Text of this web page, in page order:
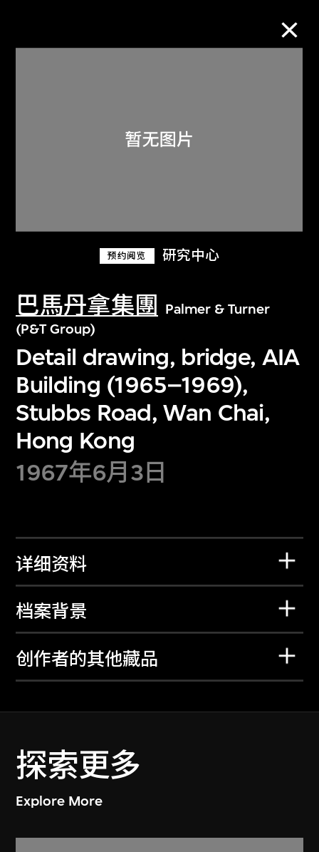
预约阅览 研究中心
巴馬丹拿集團
Palmer & Turner
(P&T Group)
Detail drawing, bridge, AIA
Building (1965–1969),
Stubbs Road, Wan Chai,
Hong Kong
1967年6月3日
详细资料
档案背景
创作者的其他藏品
探索更多
Explore More
关于M+藏品
探索世界顶级的二十及二十一世纪视觉
文化藏品。